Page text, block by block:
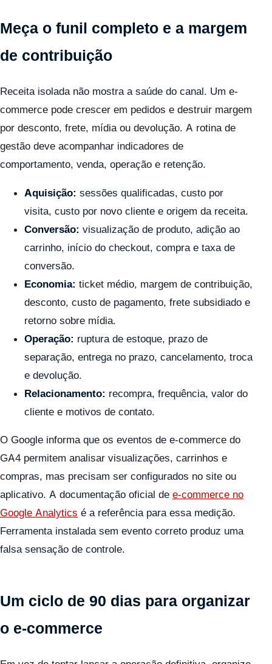
Meça o funil completo e a margem
de contribuição
Receita isolada não mostra a saúde do canal. Um e-
commerce pode crescer em pedidos e destruir margem
por desconto, frete, mídia ou devolução. A rotina de
gestão deve acompanhar indicadores de
comportamento, venda, operação e retenção.
Aquisição: sessões qualificadas, custo por
visita, custo por novo cliente e origem da receita.
Conversão: visualização de produto, adição ao
carrinho, início do checkout, compra e taxa de
conversão.
Economia: ticket médio, margem de contribuição,
desconto, custo de pagamento, frete subsidiado e
retorno sobre mídia.
Operação: ruptura de estoque, prazo de
separação, entrega no prazo, cancelamento, troca
e devolução.
Relacionamento: recompra, frequência, valor do
cliente e motivos de contato.
O Google informa que os eventos de e-commerce do
GA4 permitem analisar visualizações, carrinhos e
compras, mas precisam ser configurados no site ou
aplicativo. A documentação oficial de e-commerce no
Google Analytics é a referência para essa medição.
Ferramenta instalada sem evento correto produz uma
falsa sensação de controle.
Um ciclo de 90 dias para organizar
o e-commerce